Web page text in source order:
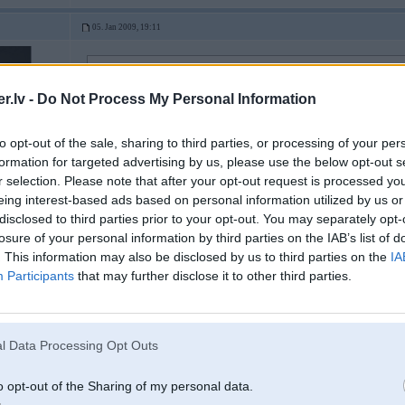
- Do Not Process My Personal Information
opt-out of the sale, sharing to third parties, or processing of your
for targeted advertising by us, please use the below opt-out
selection. Please note that after your opt-out request is processed
interest-based ads based on personal information utilized by us
to third parties prior to your opt-out. You may separately
of your personal information by third parties on the IAB’s list of
This information may also be disclosed by us to third parties on the
Participants that may further disclose it to other third parties.
Data Processing Opt Outs
opt-out of the Sharing of my personal data.
05. Jan 2009, 19:11
merši vispār piedur 2002 gada apmēram kā 88 gada opelis norūsējis
vito 2005 gada comam ir pizdec
es ar vienu gadijumu zinu, kad salonaa nopirka JAUNU auto. nonjeema
autinjsh metinaats
-----------------
Viss ko es daru, ir nepieciešams, pareizs un jauks!